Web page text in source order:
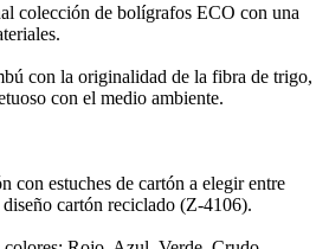
colección de bolígrafos ECO con una
con la originalidad de la fibra de trigo,
con el medio ambiente.
con estuches de cartón a elegir entre
cartón reciclado (Z-4106).